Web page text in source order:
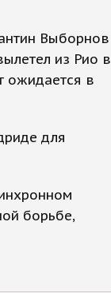
Выборнов
из Рио в
ожидается в
для
борьбе,